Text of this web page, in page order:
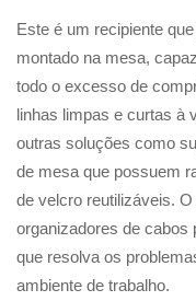
Este é um recipiente
montado na mesa,
todo o excesso de
linhas limpas e curtas à
outras soluções como
de mesa que possuem
de velcro reutilizáveis.
organizadores de
que resolva os
ambiente de trabalho.